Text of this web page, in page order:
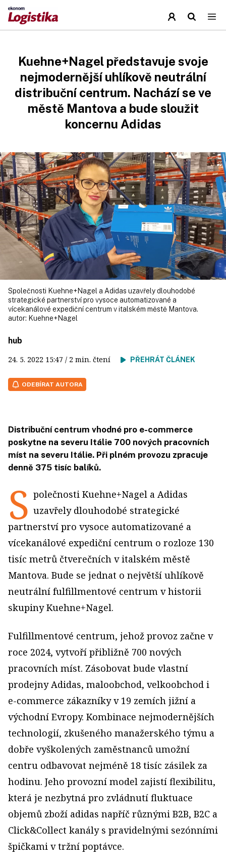
Kuehne+Nagel představuje svoje
nejmodernější uhlíkově neutrální
distribuční centrum. Nachází se ve
městě Mantova a bude sloužit
koncernu Adidas
Společnosti Kuehne+Nagel a Adidas uzavřely dlouhodobé
strategické partnerství pro vysoce automatizované a
vícekanálové expediční centrum v italském městě Mantova.
autor: Kuehne+Nagel
hub
24. 5. 2022 15:47 / 2 min. čtení PŘEHRÁT ČLÁNEK
ODEBÍRAT AUTORA
Distribuční centrum vhodné pro e-commerce
poskytne na severu Itálie 700 nových pracovních
míst na severu Itálie. Při plném provozu zpracuje
denně 375 tisíc balíků.
S polečnosti Kuehne+Nagel a Adidas
uzavřely dlouhodobé strategické
partnerství pro vysoce automatizované a
vícekanálové expediční centrum o rozloze 130
tisíc metrů čtverečních v italském městě
Mantova. Bude se jednat o největší uhlíkově
neutrální fulfillmentové centrum v historii
skupiny Kuehne+Nagel.
Fulfillmentové centrum, jehož provoz začne v
roce 2024, vytvoří přibližně 700 nových
pracovních míst. Zásobovat bude vlastní
prodejny Adidas, maloobchod, velkoobchod i
e-commerce zákazníky v 19 zemích jižní a
východní Evropy. Kombinace nejmodernějších
technologií, zkušeného manažerského týmu a
dobře vyškolených zaměstnanců umožní
centru odbavovat nejméně 18 tisíc zásilek za
hodinu. Jeho provozní model zajistí flexibilitu,
která je nezbytná pro zvládnutí fluktuace
objemů zboží adidas napříč různými B2B, B2C a
Click&Collect kanály s pravidelnými sezónními
špičkami v tržní poptávce.